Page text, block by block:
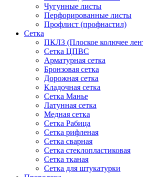
Чугунные листы
Перфорированные листы
Профлист (профнастил)
Сетка
ПКЛЗ (Плоское колючее
Сетка ЦПВС
Арматурная сетка
Бронзовая сетка
Дорожная сетка
Кладочная сетка
Сетка Манье
Латунная сетка
Медная сетка
Сетка Рабица
Сетка рифленая
Сетка сварная
Сетка стеклопластиковая
Сетка тканая
Сетка для штукатурки